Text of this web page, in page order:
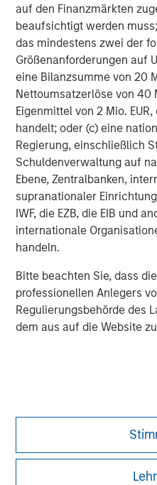
auf den Finanzmärkten
beaufsichtigt werden
das mindestens zwei der
Größenanforderungen auf
eine Bilanzsumme von 20
Nettoumsatzerlöse von 40
Eigenmittel von 2 Mio.
handelt; oder (c) eine
Regierung, einschließlich
Schuldenverwaltung auf
Ebene, Zentralbanken,
supranationaler
IWF, die EZB, die EIB und
internationale
handeln.
Bitte beachten Sie, dass
professionellen Anlegers
Regulierungsbehörde des
dem aus auf die Website
MSIM
David N.
Managing
Tom Cahill
Managing
Pedro
Managing